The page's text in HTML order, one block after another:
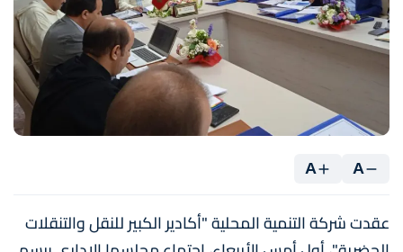
A
A
عقدت شركة التنمية المحلية "أكادير الكبير للنقل والتنقلات